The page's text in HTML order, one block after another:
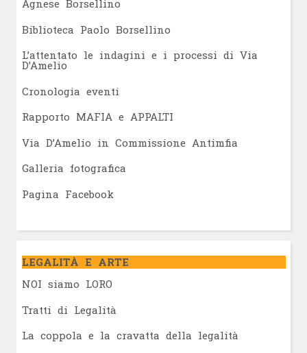
Agnese Borsellino
Biblioteca Paolo Borsellino
L’attentato le indagini e i processi di Via
D’Amelio
Cronologia eventi
Rapporto MAFIA e APPALTI
Via D’Amelio in Commissione Antimfia
Galleria fotografica
Pagina Facebook
LEGALITÀ E ARTE
NOI siamo LORO
Tratti di Legalità
La coppola e la cravatta della legalità